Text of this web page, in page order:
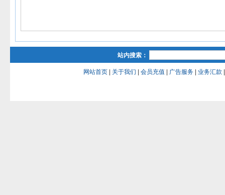
站内搜索：
网站首页 关于我们 会员充值 广告服务 业务汇款